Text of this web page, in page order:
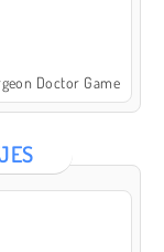
Doctor Game